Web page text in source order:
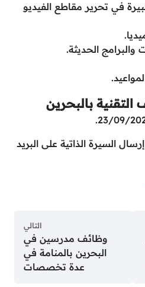
في تحرير مقاطع الفيديو
والبرامج الحديثة.
التقنية بالبحرين
السيرة الذاتية على البريد
التالي
وظائف مدرسين في
البحرين بالمنامة في
عدة تخصصات